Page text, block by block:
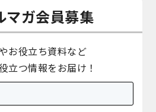
マガ会員募集
お役立ち資料など
立つ情報をお届け！